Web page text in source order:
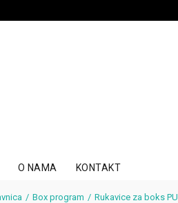
O NAMA KONTAKT
Box program Rukavice za boks PU